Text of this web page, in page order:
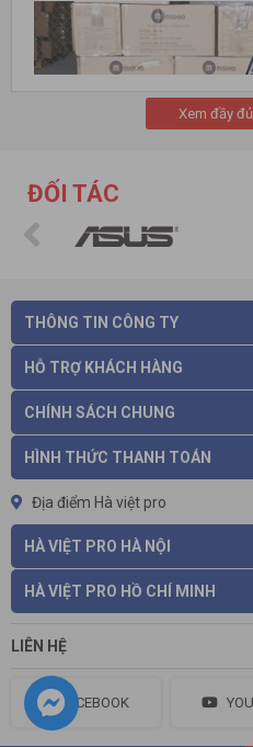
Các ưu điểm của thang chữ A
Thang chữ A Kachicó thiết kế
chữ A thiết kế theo hình chữ A
nhựa để tăng độ ma sát, bám
rộng và có độ nhám, không bị
thang.
Chân đế bọc nhựa tăng ma sát
Xem đầy
ĐỐI TÁC
THÔNG TIN CÔNG TY
HỖ TRỢ KHÁCH HÀNG
CHÍNH SÁCH CHUNG
HÌNH THỨC THANH TOÁN
Địa điểm Hà việt pro
HÀ VIỆT PRO HÀ NỘI
HÀ VIỆT PRO HỒ CHÍ MINH
LIÊN HỆ
FACEBOOK